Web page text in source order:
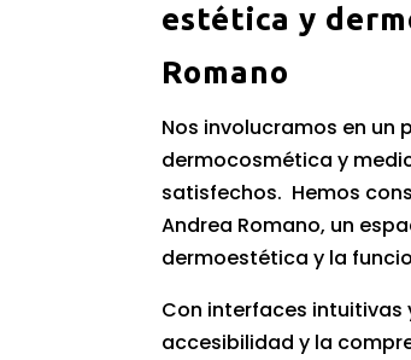
estética y
Romano
Nos involucramos en un
dermocosmética y
satisfechos. Hemos
Andrea Romano, un
dermoestética y la
Con interfaces
accesibilidad y la